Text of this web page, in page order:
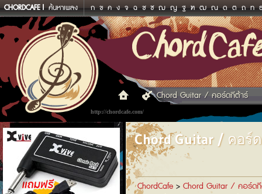
CHORDCAFE ค้นหาเพลง ก ข ค ง จ ฉ ช ซ ฌ ญ ฐ ฑ ฒ ณ ด ต ถ ท
http://chordcafe.com/
Chord Guitar / คอร์ดกีต้าร์
Chord Guitar / คอร์
ChordCafe > Chord Guitar / คอร์ด